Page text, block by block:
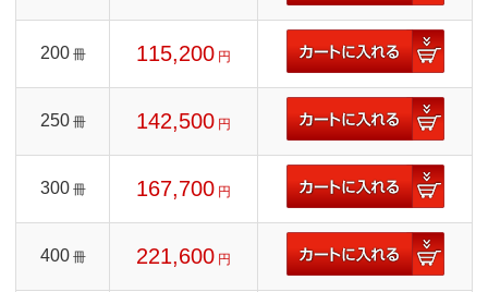
200 冊 115,200 円
250 冊 142,500 円
300 冊 167,700 円
400 冊 221,600 円